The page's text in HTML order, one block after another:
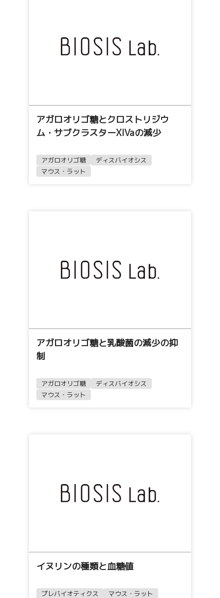
アガロオリゴ糖とクロストリジウ
ム・サブクラスターXIVaの減少
アガロオリゴ糖
ディスバイオシス
マウス・ラット
アガロオリゴ糖と乳酸菌の減少の抑
制
アガロオリゴ糖
ディスバイオシス
マウス・ラット
イヌリンの種類と血糖値
プレバイオティクス マウス・ラット